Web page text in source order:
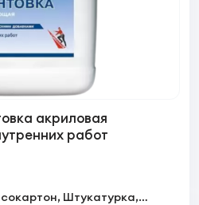
акриловая
работ